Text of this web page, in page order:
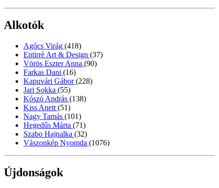
Alkotók
Agócs Virág (418)
Entirrè Art & Design (37)
Vörös Eszter Anna (90)
Farkas Dani (16)
Kapuvári Gábor(228)
Jari Sokka (55)
Kószó András (138)
Kiss Anett (51)
Nagy Tamás (101)
Hegedűs Márta (71)
Szabo Hajnalka (32)
Vászonkép Nyomda (1076)
Újdonságok